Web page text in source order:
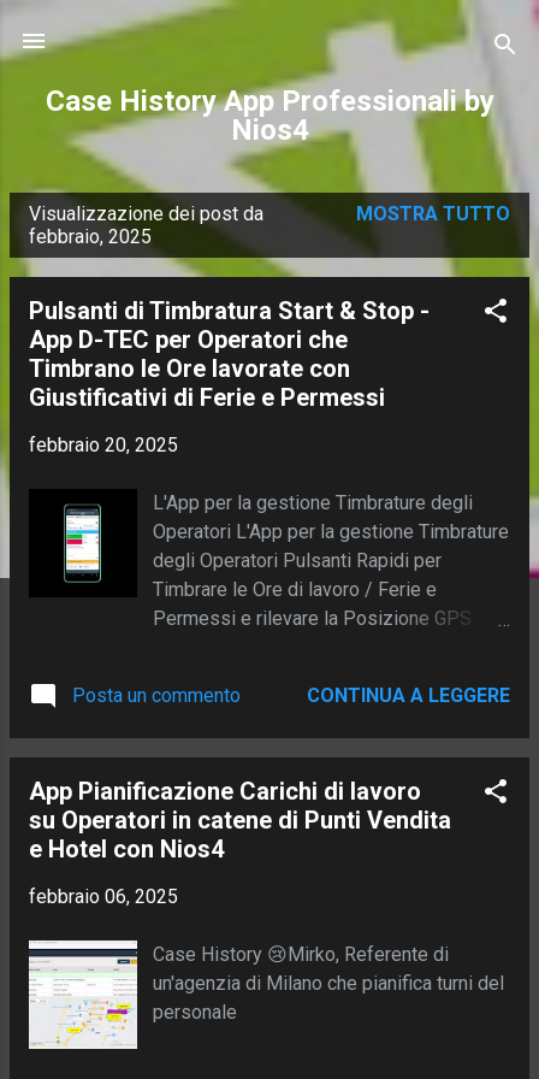
Passa ai contenuti principali
Case History App Professionali by
Nios4
o
Visualizzazione dei post da
febbraio, 2025
MOSTRA TUTTO
Pulsanti di Timbratura Start & Stop -
App D-TEC per Operatori che
Timbrano le Ore lavorate con
Giustificativi di Ferie e Permessi
febbraio 20, 2025
L'App per la gestione Timbrature degli
Operatori L'App per la gestione Timbrature
degli Operatori Pulsanti Rapidi per
Timbrare le Ore di lavoro / Ferie e
Permessi e rilevare la Posizione GPS
Operatori che effettuano lavori di pulizia in
ambienti di lavoro diversi , tipo: ristoranti,
hotel, aziende. La segretaria organizza i
turni di lavoro su 7 giorni lavorativi, con
operatori a rotazione su Sedi diverse.
L'esigenza prioritaria è semplificare
minimo il tempo dedicato a compilare i
Soluzione Proposta App con Pulsanti di
compilazione di Inizio e Fine lavoro
Bottoni per Timbrare l...
Posta un commento CONTINUA A LEGGERE
App Pianificazione Carichi di lavoro
su Operatori in catene di Punti Vendita
e Hotel con Nios4
febbraio 06, 2025
Case History 😢Mirko, Referente di
un'agenzia di Milano che pianifica turni del
personale